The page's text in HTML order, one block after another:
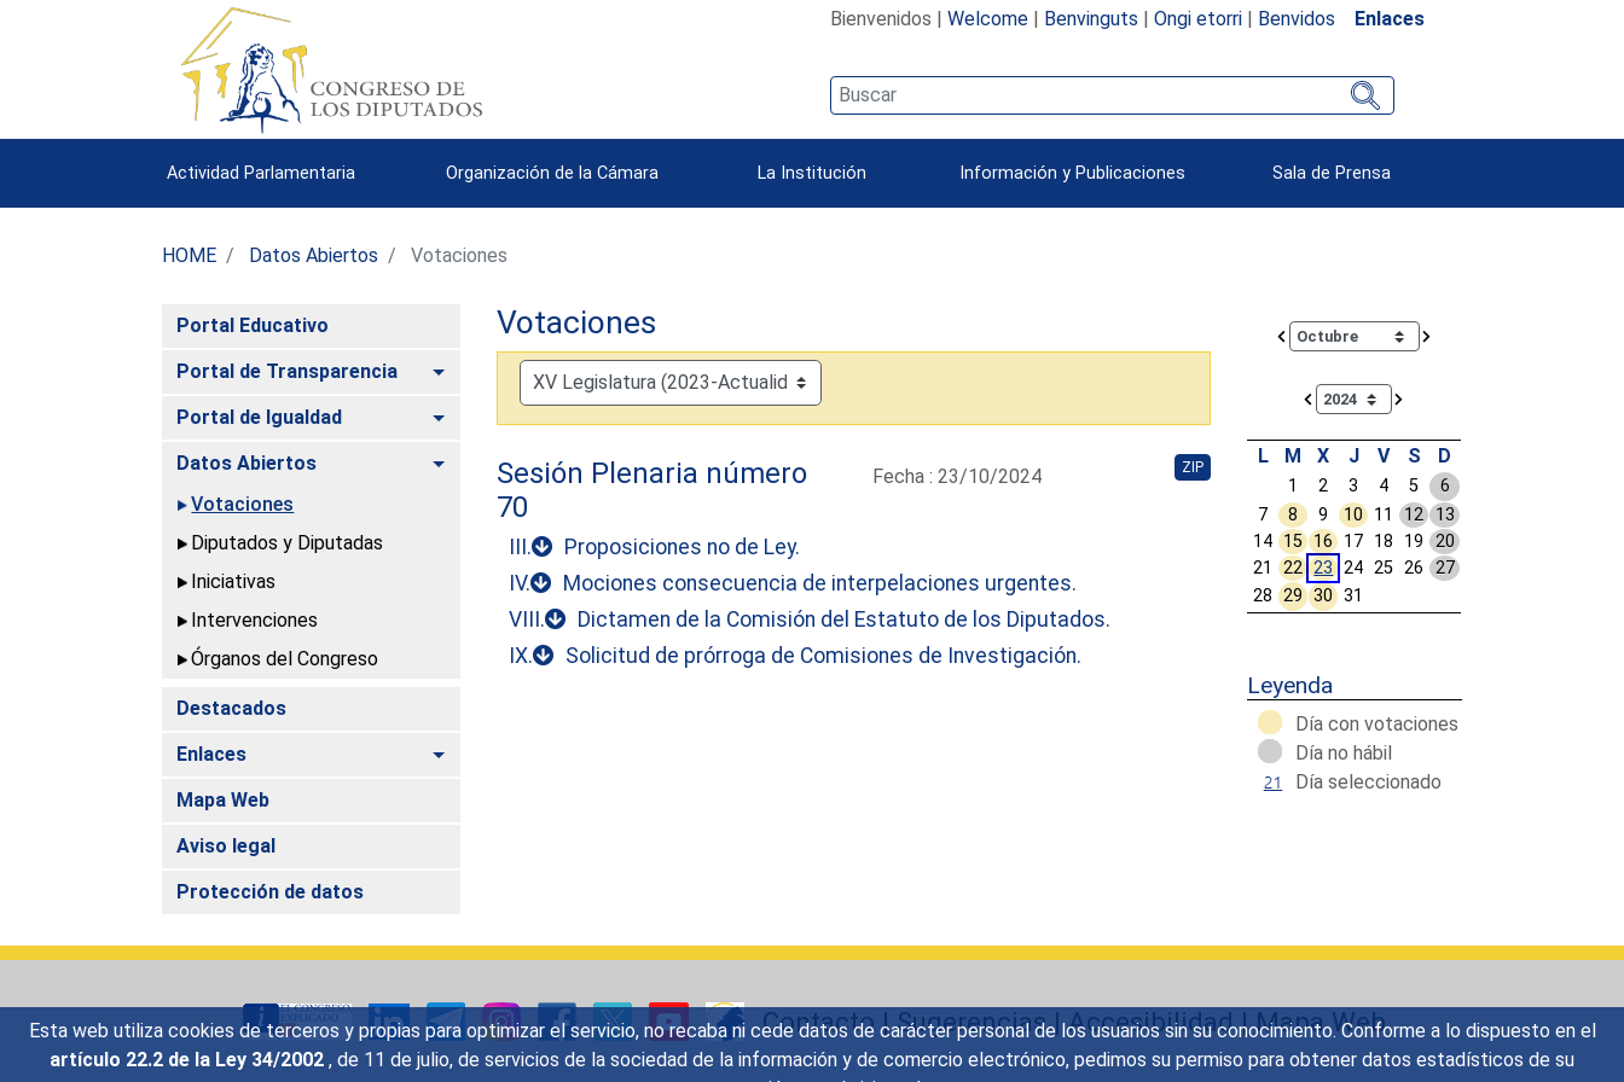
Esta web utiliza cookies de terceros y propias para optimizar el servicio, no recaba ni cede datos de carácter personal de los usuarios sin su conocimiento. Conforme a lo dispuesto en el
artículo 22.2 de la Ley 34/2002 , de 11 de julio, de servicios de la sociedad de la información y de comercio electrónico, pedimos su permiso para obtener datos estadísticos de su
Bienvenidos | Welcome| Benvinguts | Ongi etorri| Benvidos Enlaces
Actividad Parlamentaria Organización de la Cámara La Institución Información y Publicaciones Sala de Prensa
HOME Datos Abiertos Votaciones
Portal Educativo
Portal de Transparencia
Alternar
Portal de Igualdad Alternar
Datos Abiertos
Alternar
Votaciones
Diputados y Diputadas
Iniciativas
Intervenciones
Órganos del Congreso
Destacados
Enlaces
Alternar
Mapa Web
Aviso legal
Protección de datos
Votaciones
Sesión Plenaria número
70
Fecha : 23/10/2024 ZIP
III.
Proposiciones no de Ley.
IV.
Mociones consecuencia de interpelaciones urgentes.
VIII.
Dictamen de la Comisión del Estatuto de los Diputados.
IX.
Solicitud de prórroga de Comisiones de Investigación.
Calendar io de actividades. Doce Legislatura
L M X J V S D
1 2 3 4 5
6
7
8 9 10 11 12
13
14 15 16 17 18 19
20
21
22 23 24 25 26
27
28
29 30 31
Leyenda
Día con votaciones
Día no hábil
Día seleccionado
Contacto |Sugerencias|Accesibilidad|Mapa Web